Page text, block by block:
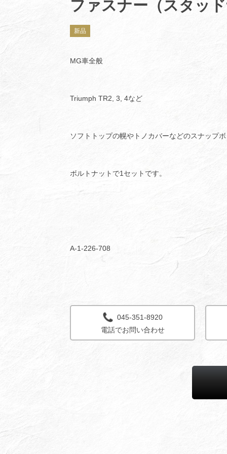
ファスナー（スタッ
新品
MG車全般
Triumph TR2, 3, 4など
ソフトトップの幌やトノカバーなどのスナップ
ボルトナットで1セットです。
A-1-226-708
045-351-8920
電話でお問い合わせ